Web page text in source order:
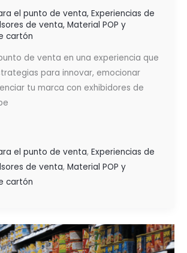
el punto de venta, Experiencias de
de venta, Material POP y
cartón
de venta en una experiencia que
para innovar, emocionar
tu marca con exhibidores de
el punto de venta, Experiencias de
de venta, Material POP y
cartón